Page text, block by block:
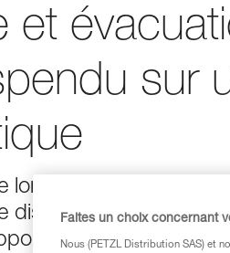
et
sur
longe à absorbeur
de l’ancrage,
Les manœuvres
Faites un choix concernant
Nous (PETZL Distribution SAS) et